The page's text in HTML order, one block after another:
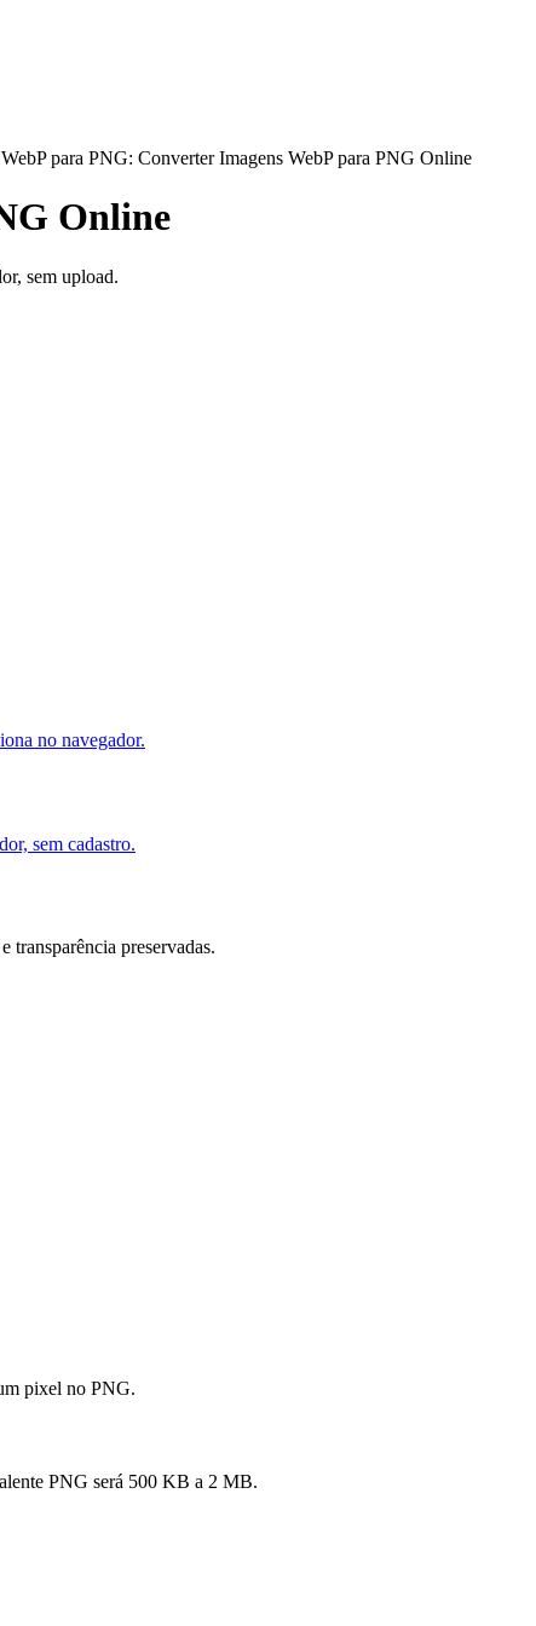
para PNG: Converter Imagens WebP para PNG Online
Online
sem upload.
no navegador.
sem cadastro.
transparência preservadas.
pixel no PNG.
PNG será 500 KB a 2 MB.